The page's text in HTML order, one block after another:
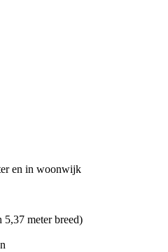
en in woonwijk
5,37 meter breed)